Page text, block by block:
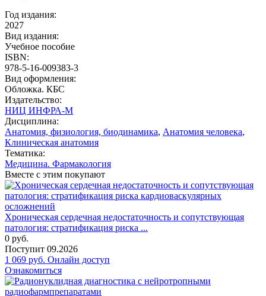
Год издания:
2027
Вид издания:
Учебное пособие
ISBN:
978-5-16-009383-3
Вид оформления:
Обложка. КБС
Издательство:
НИЦ ИНФРА-М
Дисциплина:
Анатомия, физиология, биодинамика, Анатомия человека,
Клиническая анатомия
Тематика:
Медицина. Фармакология
Вместе с этим покупают
Хроническая сердечная недостаточность и сопутствующая
патология: стратификация риска ...
0 руб.
Поступит 09.2026
1 069 руб. Онлайн доступ
Ознакомиться